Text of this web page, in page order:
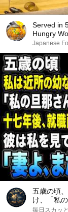
Served in
Hungry
Japanese
五歳の頃
け、「私
面接で社
毎日スカッと